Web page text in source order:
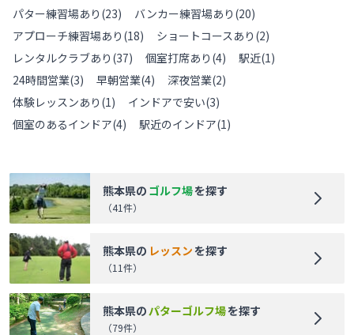
パター練習場あり (23) バンカー練習場あり (20)
アプローチ練習場あり (18) ショートコースあり (2)
レンタルクラブあり (37) 個室打席あり (4) 駅近(1)
24時間営業(3) 早朝営業(4) 深夜営業(2)
体験レッスンあり (1) インドアで安い(3)
個室のあるインドア(4) 駅近のインドア(1)
熊本県の ゴルフ場を探す
（41件）
熊本県の レッスンを探す
（11件）
熊本県のパターゴルフ場を探す
（79件）